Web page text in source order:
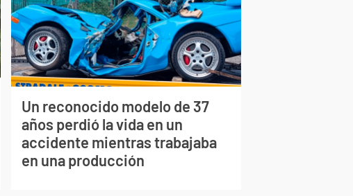
Un reconocido modelo de 37
años perdió la vida en un
accidente mientras trabajaba
en una producción